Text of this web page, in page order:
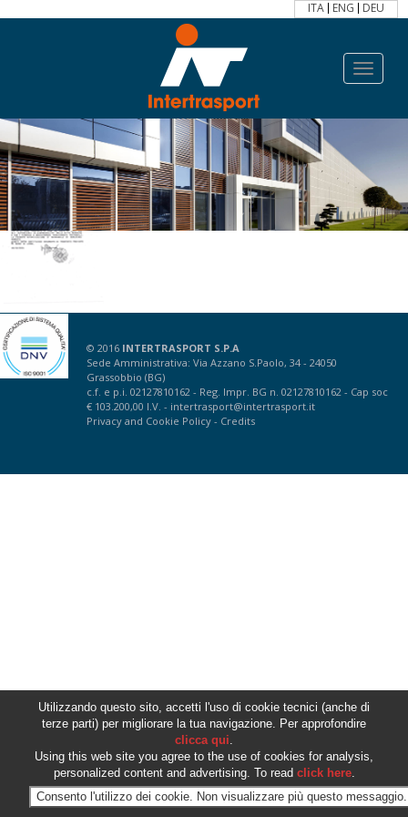
ITA ENG DEU
Toggle
© 2016 INTERTRASPORT S.P.A
Sede Amministrativa: Via Azzano S.Paolo, 34 - 24050
Grassobbio (BG)
c.f. e p.i. 02127810162 - Reg. Impr. BG n. 02127810162 - Cap soc
€ 103.200,00 I.V. - intertrasport@intertrasport.it
Privacyand Cookie Policy- Credits
Utilizzando questo sito, accetti l'uso di cookie tecnici (anche di
terze parti) per migliorare la tua navigazione. Per approfondire
clicca qui.
Using this web site you agree to the use of cookies for analysis,
personalized content and advertising. To read click here.